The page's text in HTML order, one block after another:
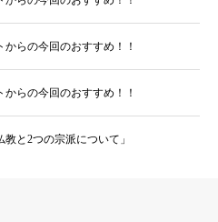
からの今回のおすすめ！！
からの今回のおすすめ！！
と2つの宗派について」